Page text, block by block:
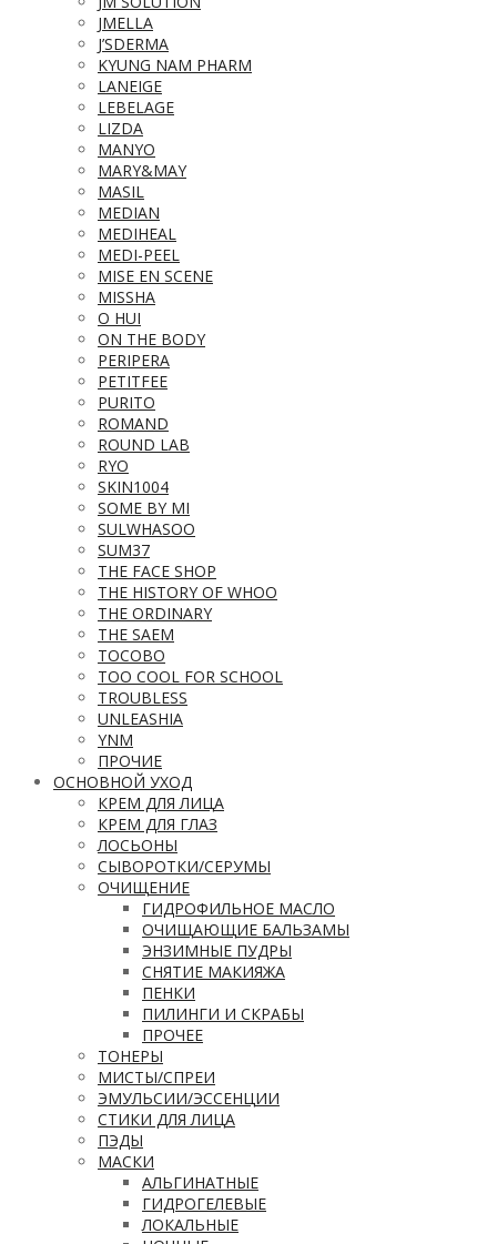
JMELLA
J’SDERMA
KYUNG NAM PHARM
LANEIGE
LEBELAGE
LIZDA
MANYO
MARY&MAY
MASIL
MEDIAN
MEDIHEAL
MEDI-PEEL
MISE EN SCENE
MISSHA
O HUI
ON THE BODY
PERIPERA
PETITFEE
PURITO
ROMAND
ROUND LAB
RYO
SKIN1004
SOME BY MI
SULWHASOO
SUM37
THE FACE SHOP
THE HISTORY OF WHOO
THE ORDINARY
THE SAEM
TOCOBO
TOO COOL FOR SCHOOL
TROUBLESS
UNLEASHIA
YNM
ПРОЧИЕ
ОСНОВНОЙ УХОД
КРЕМ ДЛЯ ЛИЦА
КРЕМ ДЛЯ ГЛАЗ
ЛОСЬОНЫ
СЫВОРОТКИ/СЕРУМЫ
ОЧИЩЕНИЕ
ГИДРОФИЛЬНОЕ МАСЛО
ОЧИЩАЮЩИЕ БАЛЬЗАМЫ
ЭНЗИМНЫЕ ПУДРЫ
СНЯТИЕ МАКИЯЖА
ПЕНКИ
ПИЛИНГИ И СКРАБЫ
ПРОЧЕЕ
ТОНЕРЫ
МИСТЫ/СПРЕИ
ЭМУЛЬСИИ/ЭССЕНЦИИ
СТИКИ ДЛЯ ЛИЦА
ПЭДЫ
МАСКИ
АЛЬГИНАТНЫЕ
ГИДРОГЕЛЕВЫЕ
ЛОКАЛЬНЫЕ